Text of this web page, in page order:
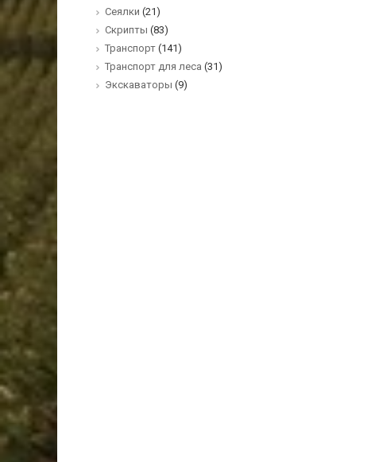
Сеялки (21)
Скрипты (83)
Транспорт (141)
Транспорт для леса (31)
Экскаваторы (9)